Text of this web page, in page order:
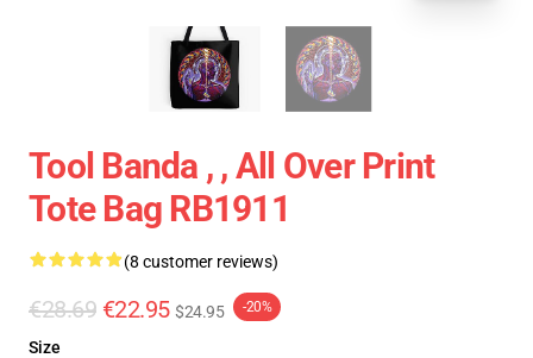
Tool Banda , , All Over Print
Tote Bag RB1911
(8 customer reviews)
€28.69 €22.95 $24.95 -20%
Size